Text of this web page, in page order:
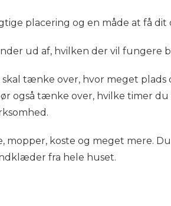
placering og en måde at få dit
ud af, hvilken der vil fungere
tænke over, hvor meget plads
også tænke over, hvilke timer du
mopper, koste og meget mere.
fra hele huset.